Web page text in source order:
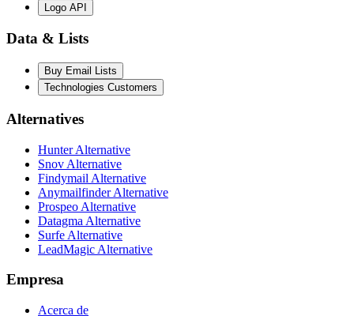
Logo API
Data & Lists
Buy Email Lists
Technologies Customers
Alternatives
Hunter Alternative
Snov Alternative
Findymail Alternative
Anymailfinder Alternative
Prospeo Alternative
Datagma Alternative
Surfe Alternative
LeadMagic Alternative
Empresa
Acerca de